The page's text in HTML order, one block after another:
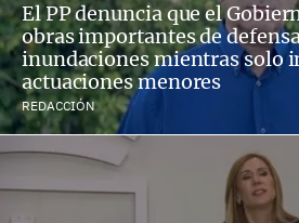
El PP denuncia que el
obras importantes de
inundaciones mientras solo
actuaciones menores
REDACCIÓN